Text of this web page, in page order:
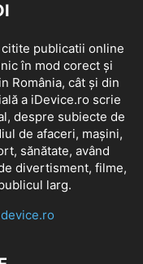
publicatii online
în mod corect și
România, cât și din
a iDevice.ro scrie
despre subiecte de
de afaceri, mașini,
sănătate, având
divertisment, filme,
larg.